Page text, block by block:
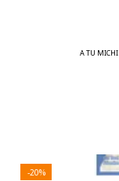
A TU MICHI
-20%